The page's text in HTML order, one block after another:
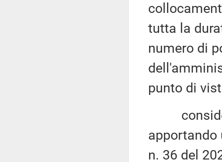
tutta la
numero di
punto di
apportando
n. 36 del